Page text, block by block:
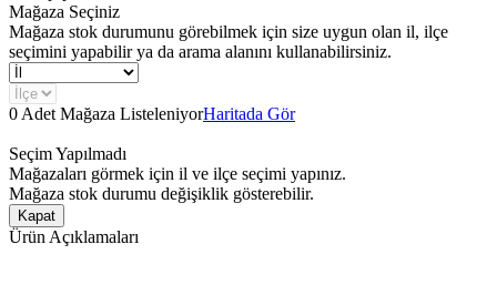
Mağaza Seçiniz
Mağaza stok durumunu görebilmek için size uygun olan il, ilçe
seçimini yapabilir ya da arama alanını kullanabilirsiniz.
0 Adet Mağaza ListeleniyorHaritada Gör
Seçim Yapılmadı
Mağazaları görmek için il ve ilçe seçimi yapınız.
Mağaza stok durumu değişiklik gösterebilir.
Kapat
Ürün Açıklamaları